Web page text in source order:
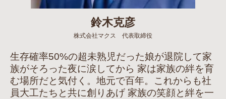
鈴木克彦
株式会社マクス 代表取締役
生存確率50%の超未熟児だった娘が退院して家
族がそろった夜に涙してから 家は家族の絆を育
む場所だと気付く。地元で百年。これからも社
員大工たちと共に創りあげ 家族の笑顔と絆を一